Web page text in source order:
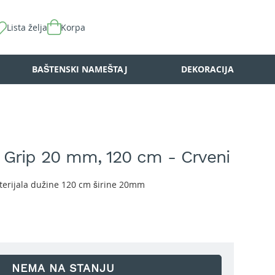
Korpa
Lista želja
BAŠTENSKI NAMEŠTAJ DEKORACIJA
20 mm, 120 cm - Crveni
dužine 120 cm širine 20mm
NEMA NA STANJU